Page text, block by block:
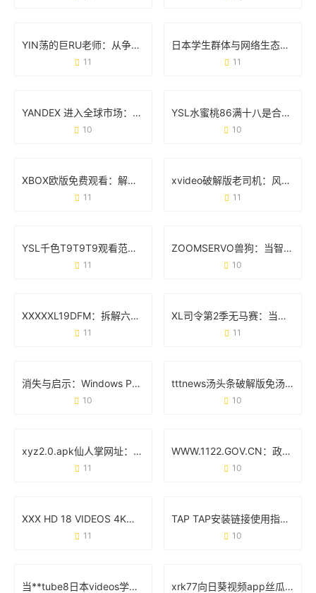
YIN荡的巨RU老师：从争议人设到文化符号的逆袭之路
11
日本学生群体与网络生态：从“tube8日本videos学生”现象说起
11
YANDEX 进入全球市场：一场低调却凶猛的技术突围战
10
YSL水蜜桃86满十八是合法的吗？从法规到现实的全面解答
10
XBOX欧版免费观看：解锁欧洲区游戏与影音的隐藏玩法
11
xvideo破解版老司机：风险提示与真实用户反馈
11
YSL千色T9T9T9观看范围：从试色到出圈的万能公式
11
ZOOMSERVO兽狗：当智能科技遇见宠物新生态
10
XXXXXL19DFM：拆解六大技术亮点与应用场景全透视
11
XL司令第2季无马赛：当机甲遇上真实感的全新突破
11
消失与启示：Windows Phone为什么没成为你的下一部手机？
10
tttnews汤头条破解版免汤币软件：真实需求与风险警示
10
xyz2.0.apk仙人掌网址：用绿色代码重构你的网络空间
11
WWW.1122.GOV.CN：政务服务的智能入口与创新实践
10
XXX HD 18 VIDEOS 4K：高清视觉体验与内容创作新趋势
11
TAP TAP安装链接使用指南：手把手教你避坑技巧
10
当**tube8日本videos学生直播**遇上网络生态：一场流量狂欢下的冷思考 xrk77向日葵视频app丝瓜污功能实测：用户最关心的3个核心问题